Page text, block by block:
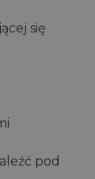
się
pod